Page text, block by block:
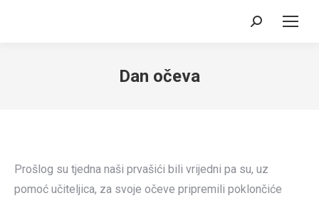
Search:
Dan očeva
Prošlog su tjedna naši prvašići bili vrijedni pa su, uz
pomoć učiteljica, za svoje očeve pripremili poklončiće